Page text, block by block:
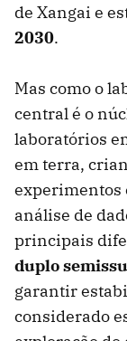
de Xangai e
2030.
Mas como o
central é o
laboratórios
em terra,
experimentos
análise de
principais
duplo
garantir
considerado